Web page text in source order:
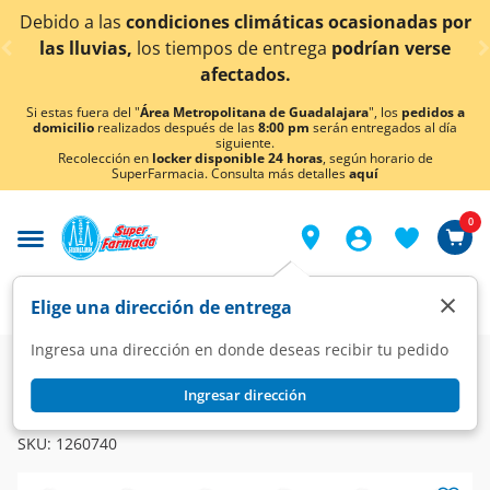
< div class="carousel-inner">
climáticas ocasionadas por
de entregapodrían verse
¡Ahora también en
Si estas fuera del "Área Metropolitana de Guadalajara", los pedidos a
domicilio realizados después de las8:00 pm serán entregados al día
siguiente.
Recolección en locker disponible 24 horas, según horario de
SuperFarmacia. Consulta más detallesaquí
Elige una dirección de entrega
Ingresa una dirección en donde deseas recibir tu pedido
Ingresar dirección
×
0
Farmacia Medicina Antibióticos Antibióticos
Arfla 200 mg, 28 Tabletas.
SKU: 1260740